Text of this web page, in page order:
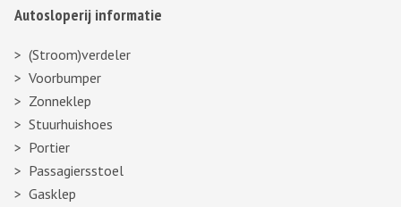
Autosloperij informatie
(Stroom)verdeler
Voorbumper
Zonneklep
Stuurhuishoes
Portier
Passagiersstoel
Gasklep